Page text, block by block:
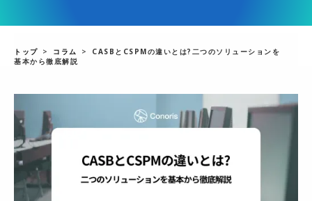
トップ コラム
CASBとCSPMの違いとは?二つのソリューションを
基本から徹底解説